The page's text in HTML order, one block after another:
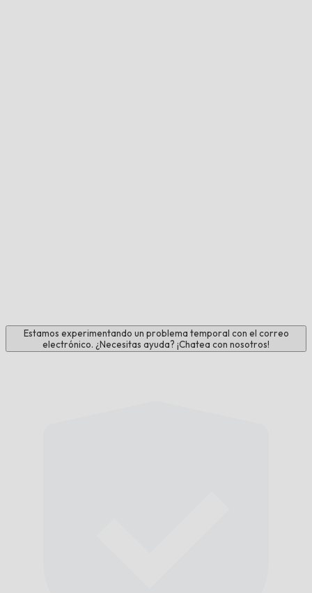
Estamos experimentando un problema temporal con el correo
electrónico. ¿Necesitas ayuda? ¡Chatea con nosotros!